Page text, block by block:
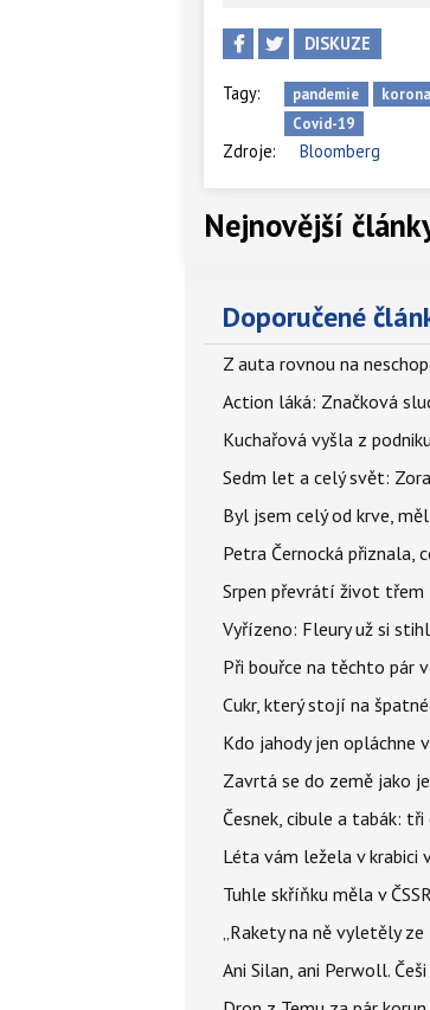
DISKUZE
Tagy: pandemie
Covid-19
Zdroje: Bloomberg
Nejnovější
Doporučené
Z auta rovnou na
Action láká: Značková
Kuchařová vyšla z
Sedm let a celý svět:
Byl jsem celý od krve,
Petra Černocká
Srpen převrátí život třem
Vyřízeno: Fleury už si
Při bouřce na těchto pár
Cukr, který stojí na
Kdo jahody jen opláchne
Zavrtá se do země jako
Česnek, cibule a tabák:
Léta vám ležela v krabici
Tuhle skříňku měla v
„Rakety na ně vyletěly
Ani Silan, ani Perwoll.